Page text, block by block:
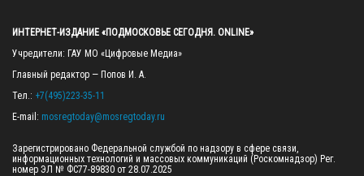
ИНТЕРНЕТ-ИЗДАНИЕ «ПОДМОСКОВЬЕ СЕГОДНЯ. ONLINE»
Учредители: ГАУ МО «Цифровые Медиа»
Главный редактор — Попов И. А.
Тел.: +7(495)223-35-11
E-mail: mosregtoday@mosregtoday.ru
Зарегистрировано Федеральной службой по надзору в сфере связи,
информационных технологий и массовых коммуникаций (Роскомнадзор) Рег.
номер ЭЛ № ФС77-89830 от 28.07.2025